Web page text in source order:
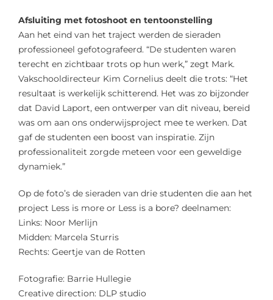
Afsluiting met fotoshoot en tentoonstelling
Aan het eind van het traject werden de sieraden
professioneel gefotografeerd. “De studenten waren
terecht en zichtbaar trots op hun werk,” zegt Mark.
Vakschooldirecteur Kim Cornelius deelt die trots: “Het
resultaat is werkelijk schitterend. Het was zo bijzonder
dat David Laport, een ontwerper van dit niveau, bereid
was om aan ons onderwijsproject mee te werken. Dat
gaf de studenten een boost van inspiratie. Zijn
professionaliteit zorgde meteen voor een geweldige
dynamiek.”
Op de foto’s de sieraden van drie studenten die aan het
project Less is more or Less is a bore? deelnamen:
Links: Noor Merlijn
Midden: Marcela Sturris
Rechts: Geertje van de Rotten
Fotografie: Barrie Hullegie
Creative direction: DLP studio